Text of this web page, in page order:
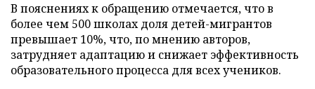
В пояснениях к обращению отмечается, что в
более чем 500 школах доля детей-мигрантов
превышает 10%, что, по мнению авторов,
затрудняет адаптацию и снижает эффективность
образовательного процесса для всех учеников.